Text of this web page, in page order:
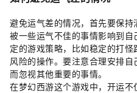
避免运气差的情况，首先要保
被一些运气不佳的事情影响到
定的游戏策略，比如稳定的打
风险的操作。要注意合理安排
而忽视其他重要的事情。
在梦幻西游这个游戏中，开运